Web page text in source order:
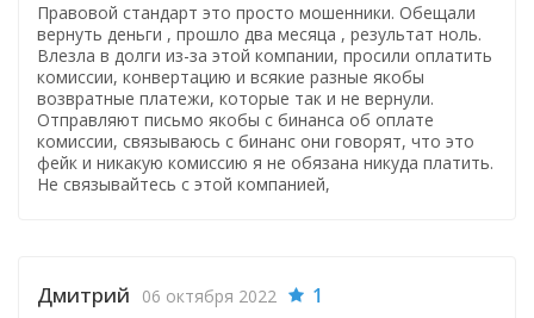
Правовой стандарт это просто мошенники. Обещали
вернуть деньги , прошло два месяца , результат ноль.
Влезла в долги из-за этой компании, просили оплатить
комиссии, конвертацию и всякие разные якобы
возвратные платежи, которые так и не вернули.
Отправляют письмо якобы с бинанса об оплате
комиссии, связываюсь с бинанс они говорят, что это
фейк и никакую комиссию я не обязана никуда платить.
Не связывайтесь с этой компанией,
Дмитрий 06 октября 2022 1